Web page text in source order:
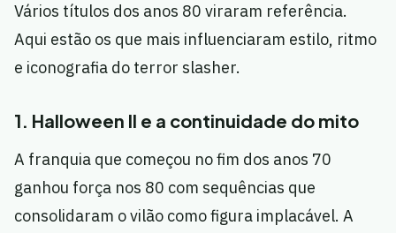
Vários títulos dos anos 80 viraram referência.
Aqui estão os que mais influenciaram estilo, ritmo
e iconografia do terror slasher.
1. Halloween II e a continuidade do mito
A franquia que começou no fim dos anos 70
ganhou força nos 80 com sequências que
consolidaram o vilão como figura implacável. A